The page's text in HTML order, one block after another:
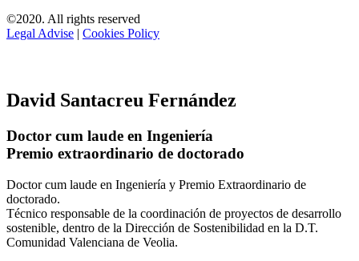
©2020. All rights reserved
Legal Advise | Cookies Policy
David Santacreu Fernández
Doctor cum laude en Ingeniería
Premio extraordinario de doctorado
Doctor cum laude en Ingeniería y Premio Extraordinario de
doctorado.
Técnico responsable de la coordinación de proyectos de desarrollo
sostenible, dentro de la Dirección de Sostenibilidad en la D.T.
Comunidad Valenciana de Veolia.